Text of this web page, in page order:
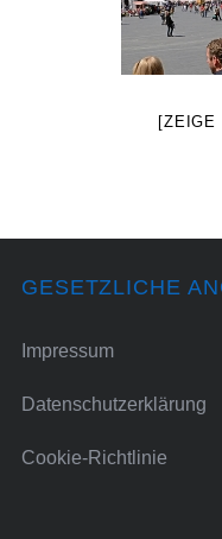
[ZEIGE
GESETZLICHE
Impressum
Datenschutzerklärung
Cookie-Richtlinie